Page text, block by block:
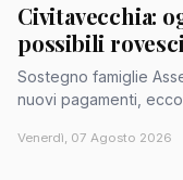
Civitavecchia:
possibili rovesci
Sostegno famiglie
nuovi pagamenti,
Venerdì, 07 Agosto 2026